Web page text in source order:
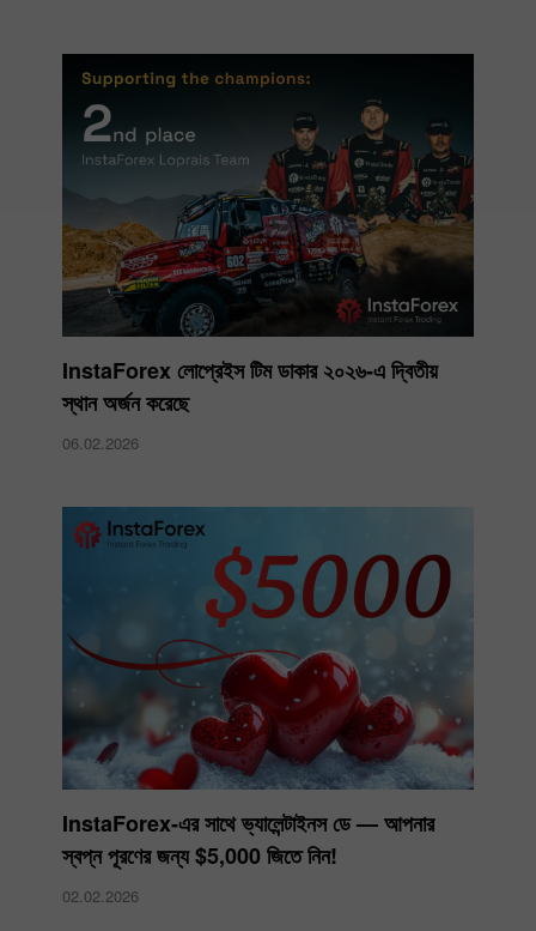
InstaForex লোপ্রেইস টিম ডাকার ২০২৬-এ দ্বিতীয়
স্থান অর্জন করেছে
06.02.2026
InstaForex-এর সাথে ভ্যালেন্টাইনস ডে — আপনার
স্বপ্ন পূরণের জন্য $5,000 জিতে নিন!
02.02.2026